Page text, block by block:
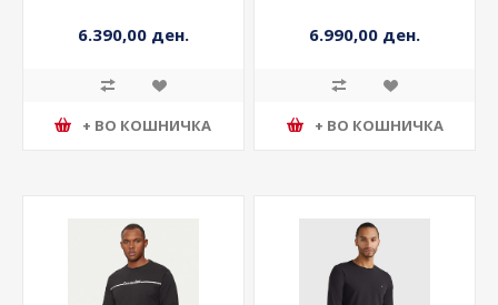
6.390,00 ден.
+ ВО КОШНИЧКА
6.990,00 ден.
+ ВО КОШНИЧКА